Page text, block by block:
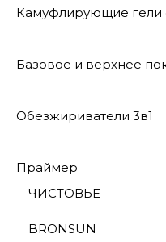
Камуфлирующие гели
Базовое и верхнее
Обезжириватели 3в1
Праймер
ЧИСТОВЬЕ
BRONSUN